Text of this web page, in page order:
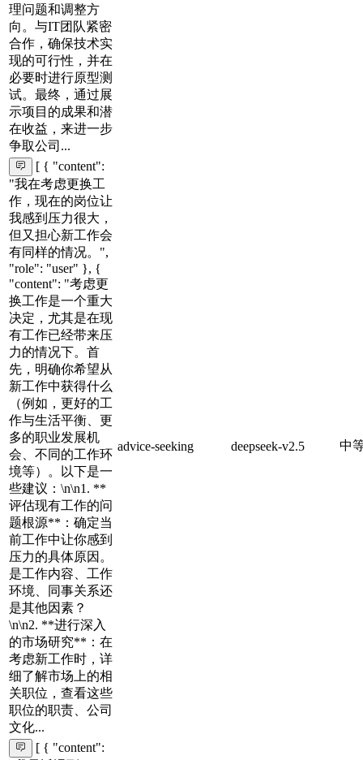
理问题和调整方
向。与IT团队紧密
合作，确保技术实
现的可行性，并在
必要时进行原型测
试。最终，通过展
示项目的成果和潜
在收益，来进一步
争取公司...
[ { "content":
"我在考虑更换工
作，现在的岗位让
我感到压力很大，
但又担心新工作会
有同样的情况。",
"role": "user" }, {
"content": "考虑更
换工作是一个重大
决定，尤其是在现
有工作已经带来压
力的情况下。首
先，明确你希望从
新工作中获得什么
（例如，更好的工
作与生活平衡、更
多的职业发展机
会、不同的工作环
境等）。以下是一
些建议：\n\n1. **
评估现有工作的问
题根源**：确定当
前工作中让你感到
压力的具体原因。
是工作内容、工作
环境、同事关系还
是其他因素？
\n\n2. **进行深入
的市场研究**：在
考虑新工作时，详
细了解市场上的相
关职位，查看这些
职位的职责、公司
文化...
advice-seeking deepseek-v2.5 中
[ { "content":